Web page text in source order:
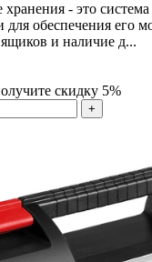
- это
для обеспечения его
и наличие д...
скидку 5%
+